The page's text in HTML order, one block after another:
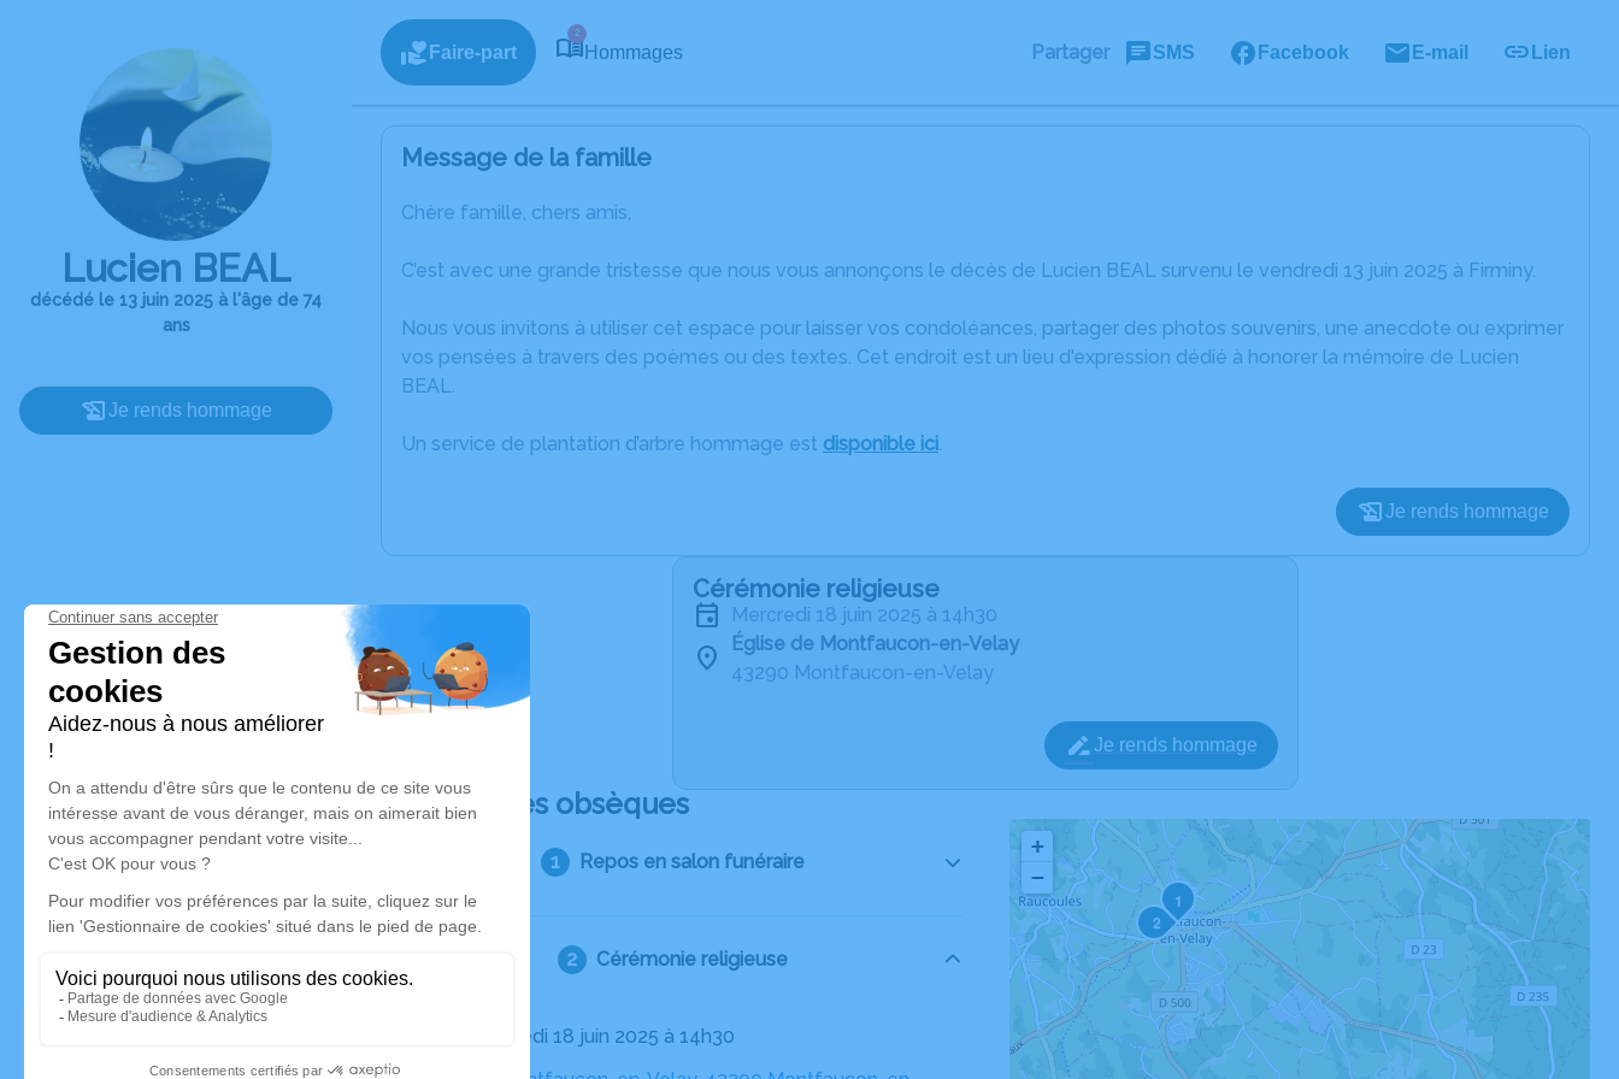
Lucien BEAL
décédé le 13 juin 2025 à l'âge de 74
ans
Je rends hommage
Faire-part
2
Hommages Partager SMS Facebook E-mail Lien
Message de la famille
Chère famille, chers amis,
C’est avec une grande tristesse que nous vous annonçons le décès de Lucien BEAL survenu le vendredi 13 juin 2025 à Firminy.
Nous vous invitons à utiliser cet espace pour laisser vos condoléances, partager des photos souvenirs, une anecdote ou exprimer
vos pensées à travers des poèmes ou des textes. Cet endroit est un lieu d'expression dédié à honorer la mémoire de Lucien
BEAL.
Un service de plantation d’arbre hommage est disponible ici.
Je rends hommage
Cérémonie religieuse
mercredi 18 juin 2025 à 14h30
Église de Montfaucon-en-Velay
43290 Montfaucon-en-Velay
Je rends hommage
Déroulé des obsèques
Repos en salon funéraire
Cérémonie religieuse
Le mercredi 18 juin 2025 à 14h30
1
2
+
−